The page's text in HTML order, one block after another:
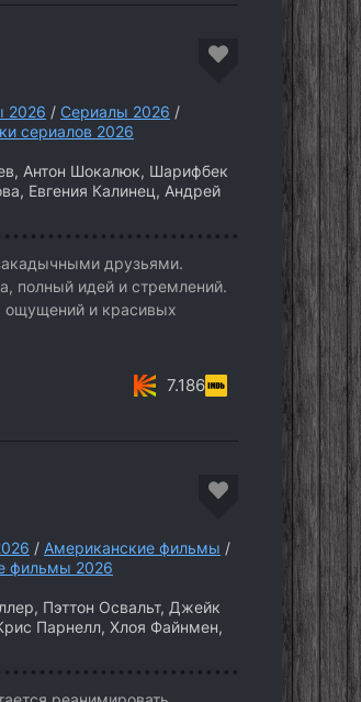
2026 / Сериалы 2026 /
сериалов 2026
Антон Шокалюк, Шарифбек
Евгения Калинец, Андрей
друзьями.
полный идей и стремлений.
и красивых
7.186
/ Американские фильмы /
фильмы 2026
Пэттон Освальт, Джейк
Парнелл, Хлоя Файнмен,